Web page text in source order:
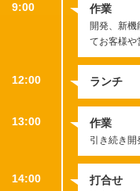
9:00 作業
開発、新機
てお客様や
12:00 ランチ
13:00 作業
引き続き開
14:00 打合せ